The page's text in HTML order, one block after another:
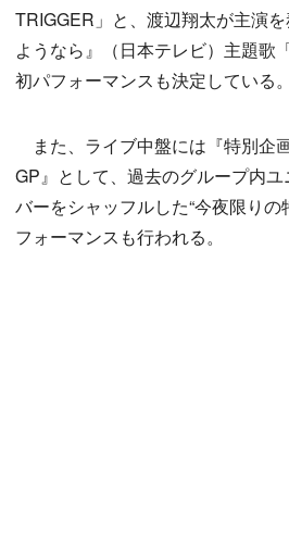
TRIGGER」と、渡辺翔太が主演
ようなら』（日本テレビ）主題歌
初パフォーマンスも決定している。
また、ライブ中盤には『特別企
GP』として、過去のグループ内
バーをシャッフルした“今夜限りの
フォーマンスも行われる。